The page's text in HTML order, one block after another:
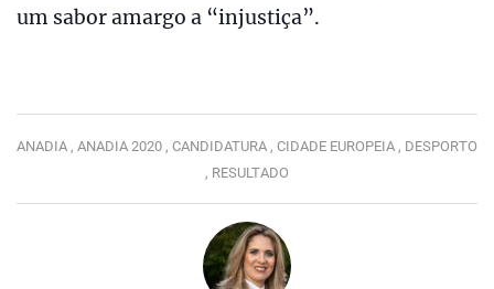
um sabor amargo a “injustiça”.
ANADIA , ANADIA 2020 , CANDIDATURA , CIDADE EUROPEIA , DESPORTO
, RESULTADO